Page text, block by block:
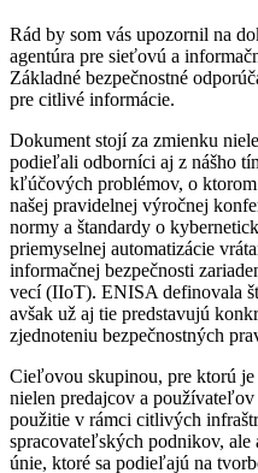
Rád by som vás upozornil na
agentúra pre sieťovú a
Základné bezpečnostné
pre citlivé informácie.
Dokument stojí za zmienku
podieľali odborníci aj z nášho
kľúčových problémov, o
našej pravidelnej výročnej
normy a štandardy o
priemyselnej automatizácie
informačnej bezpečnosti
vecí (IIoT). ENISA definovala
avšak už aj tie predstavujú
zjednoteniu bezpečnostných
Cieľovou skupinou, pre ktorú je
nielen predajcov a
použitie v rámci citlivých
spracovateľských podnikov, ale
únie, ktoré sa podieľajú na